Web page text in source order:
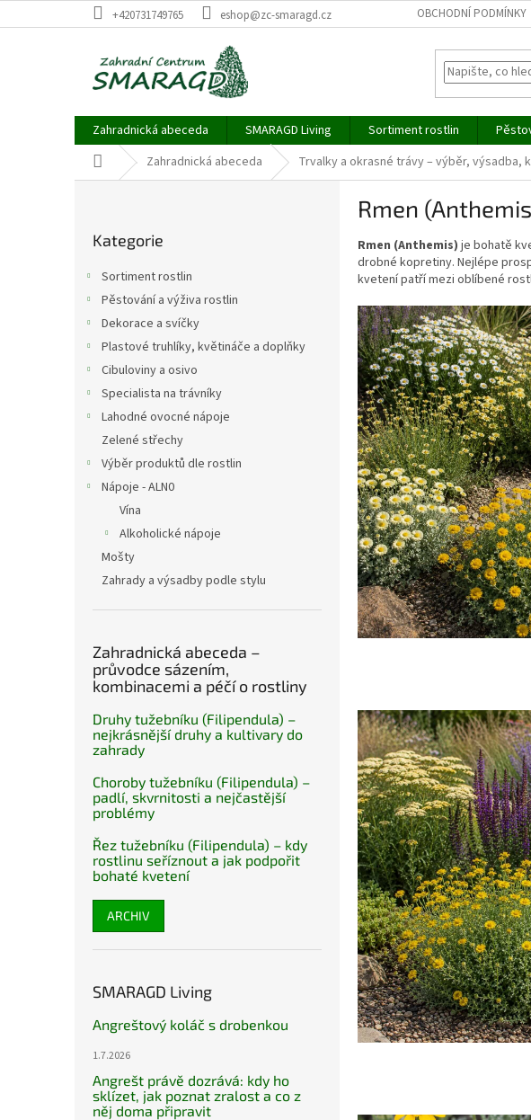
na
+420731749765 eshop@zc-smaragd.cz OBCHODNÍ PODMÍNKY
Zahradnická abeceda SMARAGD Living Sortiment rostlin
Domů Zahradnická abeceda Trvalky a okrasné trávy – výběr, výsadba,
kategorie
Kategorie
Sortiment rostlin
Pěstování a výživa rostlin
Dekorace a svíčky
Plastové truhlíky, květináče a doplňky
Cibuloviny a osivo
Specialista na trávníky
Lahodné ovocné nápoje
Zelené střechy
Výběr produktů dle rostlin
Nápoje - ALN0
Vína
Alkoholické nápoje
Mošty
Zahrady a výsadby podle stylu
Zahradnická abeceda –
průvodce sázením,
kombinacemi a péčí o rostliny
Druhy tužebníku (Filipendula) –
nejkrásnější druhy a kultivary do
zahrady
Choroby tužebníku (Filipendula) –
padlí, skvrnitosti a nejčastější
problémy
Řez tužebníku (Filipendula) – kdy
rostlinu seříznout a jak podpořit
bohaté kvetení
ARCHIV
SMARAGD Living
Angreštový koláč s drobenkou
1.7.2026
Angrešt právě dozrává: kdy ho
sklízet, jak poznat zralost a co z
něj doma připravit
Rmen
Rmen (Anthemis) je bohatě
drobné kopretiny. Nejlépe
kvetení patří mezi oblíbené
V
ý
p
i
s
č
l
á
n
k
ů